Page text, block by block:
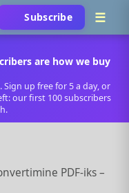
Subscribe
are how we buy
up free for 5 a day, or
our first 100 subscribers
PDF‑iks –